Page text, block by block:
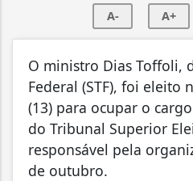
A- A+
O ministro Dias Toffoli,
Federal (STF), foi eleito
(13) para ocupar o
do Tribunal Superior
responsável pela
de outubro.